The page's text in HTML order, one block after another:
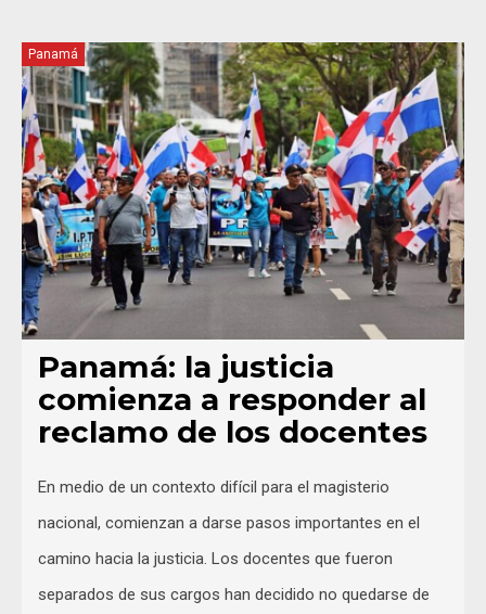
Panamá
Panamá: la justicia
comienza a responder al
reclamo de los docentes
En medio de un contexto difícil para el magisterio
nacional, comienzan a darse pasos importantes en el
camino hacia la justicia. Los docentes que fueron
separados de sus cargos han decidido no quedarse de